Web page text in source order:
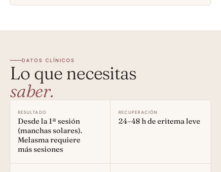
DATOS CLÍNICOS
Lo que necesitas
saber.
RESULTADO
Desde la 1ª sesión
(manchas solares).
Melasma requiere
más sesiones
RECUPERACIÓN
24–48 h de eritema leve